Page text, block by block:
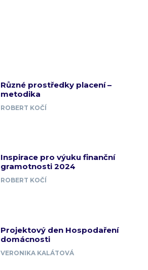
Různé prostředky placení –
metodika
ROBERT KOČÍ
Inspirace pro výuku finanční
gramotnosti 2024
ROBERT KOČÍ
Projektový den Hospodaření
domácnosti
VERONIKA KALÁTOVÁ